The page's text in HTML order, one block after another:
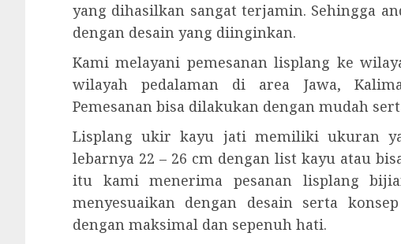
yang dihasilkan sangat terjamin. Sehingga
dengan desain yang diinginkan.
Kami melayani pemesanan lisplang ke
wilayah pedalaman di area Jawa,
Pemesanan bisa dilakukan dengan mudah
Lisplang ukir kayu jati memiliki ukuran
lebarnya 22 – 26 cm dengan list kayu atau
itu kami menerima pesanan lisplang
menyesuaikan dengan desain serta
dengan maksimal dan sepenuh hati.